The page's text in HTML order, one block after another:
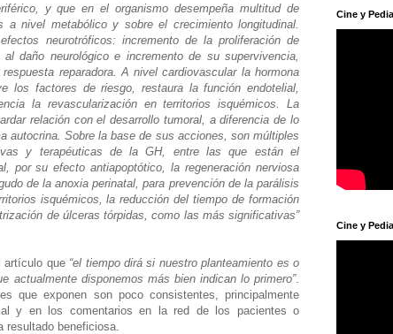
y que en el organismo desempeña multitud de
nivel metabólico y sobre el crecimiento longitudinal.
neurotróficos: incremento de la proliferación de
daño neurológico e incremento de su supervivencia,
reparadora. A nivel cardiovascular la hormona
los factores de riesgo, restaura la función endotelial,
la revascularización en territorios isquémicos. La
relación con el desarrollo tumoral, a diferencia de lo
autocrina. Sobre la base de sus acciones, son múltiples
y terapéuticas de la GH, entre las que están el
por su efecto antiapoptótico, la regeneración nerviosa
de la anoxia perinatal, para prevención de la parálisis
isquémicos, la reducción del tiempo de formación
de úlceras tórpidas, como las más significativas”
artículo que “el tiempo dirá si nuestro planteamiento es o
actualmente disponemos más bien indican lo primero”.
que exponen son poco consistentes, principalmente
y en los comentarios en la red de los pacientes o
beneficiosa.
Cine y
Cine y